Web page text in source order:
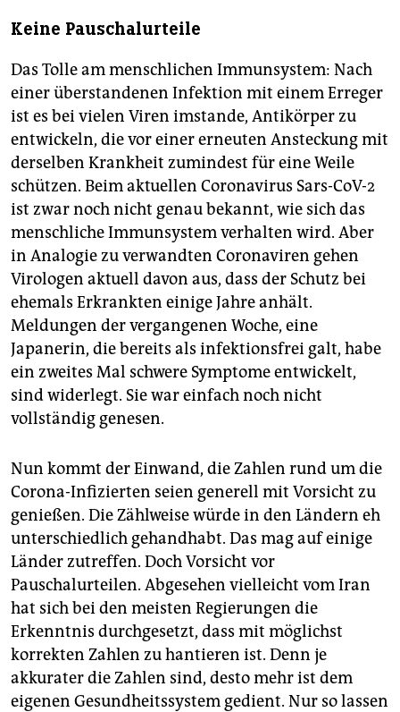
Keine Pauschalurteile
Das Tolle am menschlichen Immunsystem: Nach
einer überstandenen Infektion mit einem Erreger
ist es bei vielen Viren imstande, Antikörper zu
entwickeln, die vor einer erneuten Ansteckung mit
derselben Krankheit zumindest für eine Weile
schützen. Beim aktuellen Coronavirus Sars-CoV-2
ist zwar noch nicht genau bekannt, wie sich das
menschliche Immunsystem verhalten wird. Aber
in Analogie zu verwandten Coronaviren gehen
Virologen aktuell davon aus, dass der Schutz bei
ehemals Erkrankten einige Jahre anhält.
Meldungen der vergangenen Woche, eine
Japanerin, die bereits als infektionsfrei galt, habe
ein zweites Mal schwere Symptome entwickelt,
sind widerlegt. Sie war einfach noch nicht
vollständig genesen.
Nun kommt der Einwand, die Zahlen rund um die
Corona-Infizierten seien generell mit Vorsicht zu
genießen. Die Zählweise würde in den Ländern eh
unterschiedlich gehandhabt. Das mag auf einige
Länder zutreffen. Doch Vorsicht vor
Pauschalurteilen. Abgesehen vielleicht vom Iran
hat sich bei den meisten Regierungen die
Erkenntnis durchgesetzt, dass mit möglichst
korrekten Zahlen zu hantieren ist. Denn je
akkurater die Zahlen sind, desto mehr ist dem
eigenen Gesundheitssystem gedient. Nur so lassen